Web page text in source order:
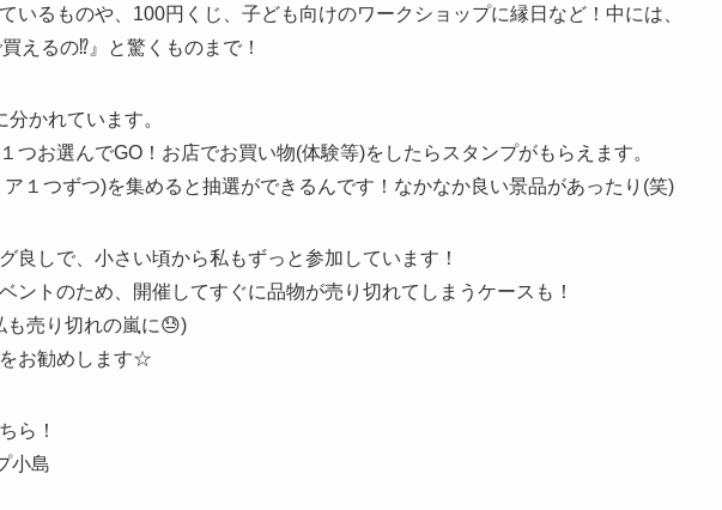
いるものや、100円くじ、子ども向けのワークショップに縁日など！中には、
えるの⁉』と驚くものまで！
かれています。
つお選んでGO！お店でお買い物(体験等)をしたらスタンプがもらえます。
１つずつ)を集めると抽選ができるんです！なかなか良い景品があったり(笑)
良しで、小さい頃から私もずっと参加しています！
ントのため、開催してすぐに品物が売り切れてしまうケースも！
も売り切れの嵐に😓)
お勧めします☆
ら！
小島